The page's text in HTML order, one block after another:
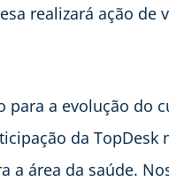
realizará ação
para a evolução do
da TopDesk
a área da saúde.